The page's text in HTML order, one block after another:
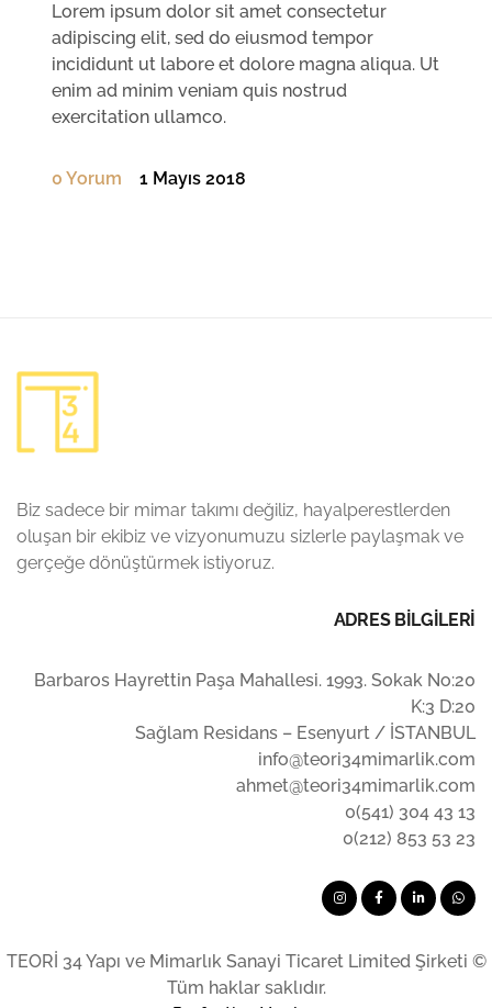
Lorem ipsum dolor sit amet consectetur
adipiscing elit, sed do eiusmod tempor
incididunt ut labore et dolore magna aliqua. Ut
enim ad minim veniam quis nostrud
exercitation ullamco.
0 Yorum 1 Mayıs 2018
Biz sadece bir mimar takımı değiliz, hayalperestlerden
oluşan bir ekibiz ve vizyonumuzu sizlerle paylaşmak ve
gerçeğe dönüştürmek istiyoruz.
ADRES BİLGİLERİ
Barbaros Hayrettin Paşa Mahallesi. 1993. Sokak No:20
K:3 D:20
Sağlam Residans – Esenyurt / İSTANBUL
info@teori34mimarlik.com
ahmet@teori34mimarlik.com
0(541) 304 43 13
0(212) 853 53 23
TEORİ 34 Yapı ve Mimarlık Sanayi Ticaret Limited Şirketi ©
Tüm haklar saklıdır.